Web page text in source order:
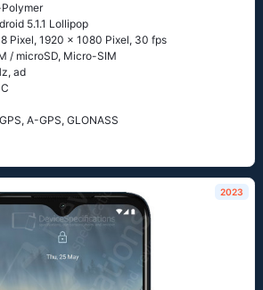
5.1.1 Lоlliрор
Pixel, 1920 x 1080 Pixel, 30 fps
/ microSD, Micro-SIM
аd
А-GРS, GLОΝАSS
2023